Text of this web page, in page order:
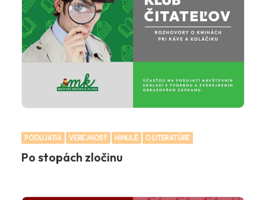
PODUJATIA VEREJNOSŤ MINULÉ O LITERATÚRE
Po stopách zločinu